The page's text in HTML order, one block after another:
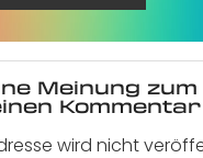
Meinung
Kommentar
wird nicht